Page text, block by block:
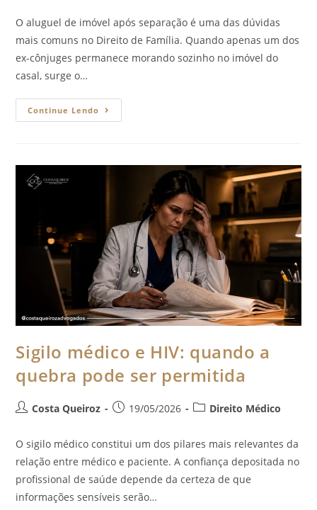
O aluguel de imóvel após separação é uma das dúvidas
mais comuns no Direito de Família. Quando apenas um dos
ex-cônjuges permanece morando sozinho no imóvel do
casal, surge o…
Continue Lendo
Sigilo médico e HIV: quando a
quebra pode ser permitida
Costa Queiroz 19/05/2026 Direito Médico
O sigilo médico constitui um dos pilares mais relevantes da
relação entre médico e paciente. A confiança depositada no
profissional de saúde depende da certeza de que
informações sensíveis serão…